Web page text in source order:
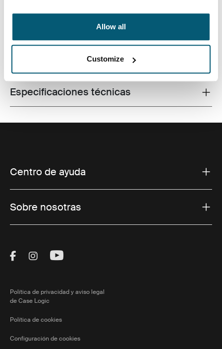
Allow all
Customize
Toggle features
Todas las características
Toggle techspec
Especificaciones técnicas
Centro de ayuda
Sobre nosotras
Visit Thule on Facebook (external link)
Visit Thule on Instagram (external link)
Visit Thule on Youtube (external
Política de privacidad y aviso legal
de Case Logic
Política de cookies
Configuración de cookies